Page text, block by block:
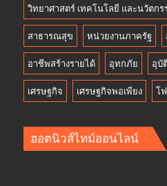
วิทยาศาสตร์ เทคโนโลยี และนวัตกร
สาธารณสุข หน่วยงานภาครัฐ
อาชีพสร้างรายได้ อุทกภัย อุบั
เศรษฐกิจ เศรษฐกิจพอเพียง โ
ฮอตนิวส์ไทม์ออนไลน์